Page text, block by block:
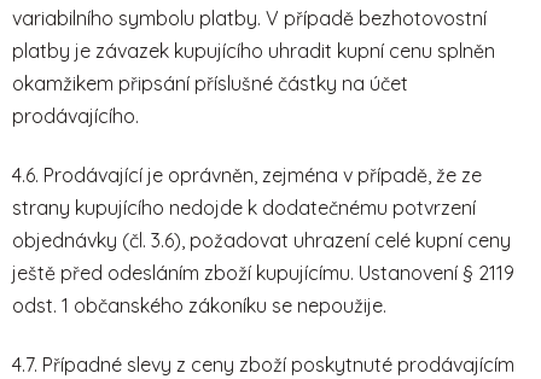
variabilního symbolu platby. V případě bezhotovostní
platby je závazek kupujícího uhradit kupní cenu splněn
okamžikem připsání příslušné částky na účet
prodávajícího.
4.6. Prodávající je oprávněn, zejména v případě, že ze
strany kupujícího nedojde k dodatečnému potvrzení
objednávky (čl. 3.6), požadovat uhrazení celé kupní ceny
ještě před odesláním zboží kupujícímu. Ustanovení § 2119
odst. 1 občanského zákoníku se nepoužije.
4.7. Případné slevy z ceny zboží poskytnuté prodávajícím